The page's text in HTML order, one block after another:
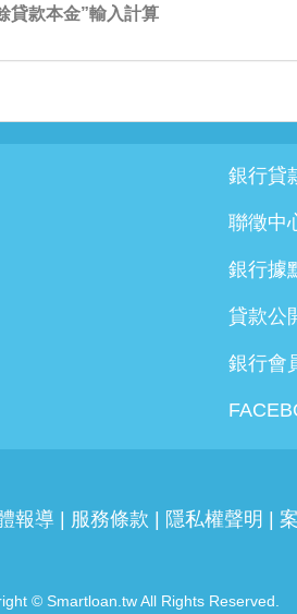
貸款本金”輸入計算
銀行貸
聯徵中
銀行據
貸款公
銀行會
報導 服務條款 隱私權聲明
© Smartloan.tw All Rights Reserved.